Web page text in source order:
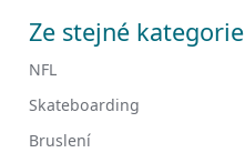
Ze stejné kategorie
NFL
Skateboarding
Bruslení